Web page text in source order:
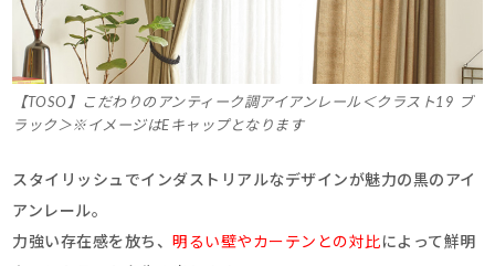
【TOSO】こだわりのアンティーク調アイアンレール＜クラスト19 ブ
ラック＞※イメージはEキャップとなります
スタイリッシュでインダストリアルなデザインが魅力の黒のアイ
アンレール。
力強い存在感を放ち、明るい壁やカーテンとの対比 によって鮮明